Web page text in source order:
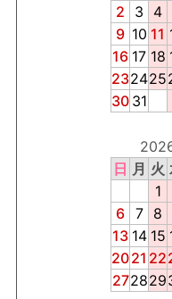
2
3 4
9 10 11
16 17 18
232425
30 31
日 月 火
1
6 7 8
13 14 15
2021 22
272829